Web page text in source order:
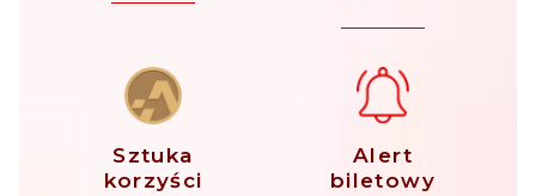
Sztuka
korzyści
Alert
biletowy